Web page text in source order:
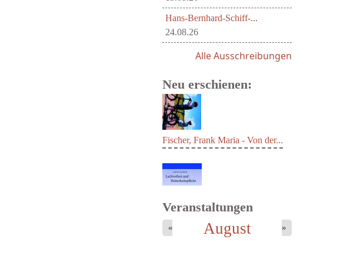
Hans-Bernhard-Schiff-...
24.08.26
Alle Ausschreibungen
Neu erschienen:
Fischer, Frank Maria - Von der...
Veranstaltungen
August
« »